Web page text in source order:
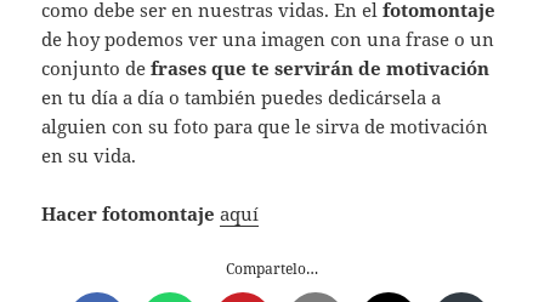
como debe ser en nuestras vidas. En elfotomontaje
de hoy podemos ver una imagen con una frase o un
conjunto defrases que te servirán de motivación
en tu día a día o también puedes dedicársela a
alguien con su foto para que le sirva de motivación
en su vida.
Hacer fotomontaje aquí
Compartelo…